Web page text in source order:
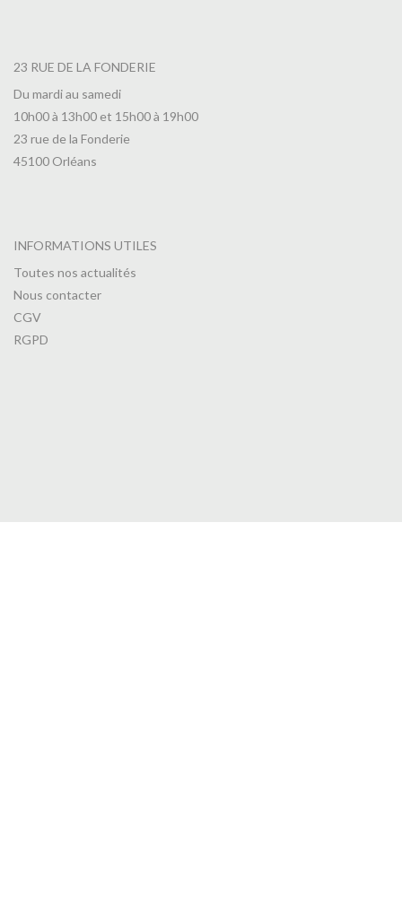
23 RUE DE LA FONDERIE
Du mardi au samedi
10h00 à 13h00 et 15h00 à 19h00
23 rue de la Fonderie
45100 Orléans
INFORMATIONS UTILES
Toutes nos actualités
Nous contacter
CGV
RGPD